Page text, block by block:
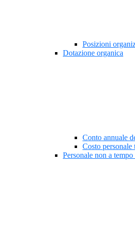
Posizioni
Dotazione organica
Conto annuale
Costo
Personale non a